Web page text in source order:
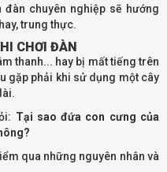
chuyên nghiệp sẽ hướng
trung thực.
CHƠI ĐÀN
thanh... hay bị mất tiếng trên
gặp phải khi sử dụng một cây
Tại sao đứa con cưng của
qua những nguyên nhân và